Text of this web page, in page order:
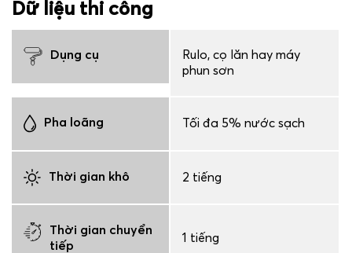
Dữ liệu thi công
Dụng cụ
Rulo, cọ lăn hay máy
phun sơn
Pha loãng Tối đa 5% nước sạch
Thời gian khô 2 tiếng
Thời gian chuyển
tiếp
1 tiếng